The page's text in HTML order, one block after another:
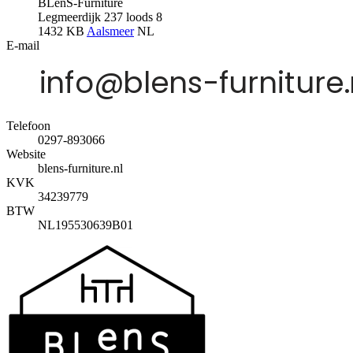
BLenS-Furniture
Legmeerdijk 237 loods 8
1432 KB AalsmeerNL
E-mail
Telefoon
0297-893066
Website
blens-furniture.nl
KVK
34239779
BTW
NL195530639B01